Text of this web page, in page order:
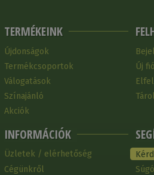
TERMÉKEINK
Újdonságok
Termékcsoportok
Válogatások
Színajánló
Akciók
INFORMÁCIÓK
Üzletek / elérhetőség
Cégünkről
Új